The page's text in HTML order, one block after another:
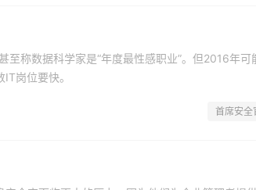
至称数据科学家是“年度最性感职业”。但2016年
岗位要快。
首席安全